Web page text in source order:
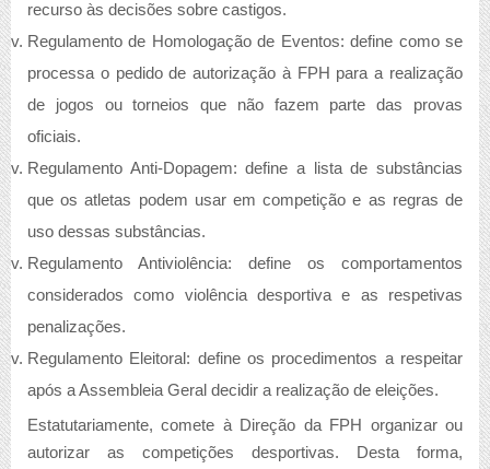
recurso às decisões sobre castigos.
Regulamento de Homologação de Eventos: define como se
processa o pedido de autorização à FPH para a realização
de jogos ou torneios que não fazem parte das provas
oficiais.
Regulamento Anti-Dopagem: define a lista de substâncias
que os atletas podem usar em competição e as regras de
uso dessas substâncias.
Regulamento Antiviolência: define os comportamentos
considerados como violência desportiva e as respetivas
penalizações.
Regulamento Eleitoral: define os procedimentos a respeitar
após a Assembleia Geral decidir a realização de eleições.
Estatutariamente, comete à Direção da FPH organizar ou
autorizar as competições desportivas. Desta forma,